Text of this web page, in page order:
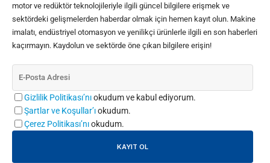
motor ve redüktör teknolojileriyle ilgili güncel bilgilere erişmek ve
sektördeki gelişmelerden haberdar olmak için hemen kayıt olun. Makine
imalatı, endüstriyel otomasyon ve yenilikçi ürünlerle ilgili en son haberleri
kaçırmayın. Kaydolun ve sektörde öne çıkan bilgilere erişin!
Gizlilik Politikası’nıokudum ve kabul ediyorum.
Şartlar ve Koşullar’ıokudum.
Çerez Politikası’nıokudum.